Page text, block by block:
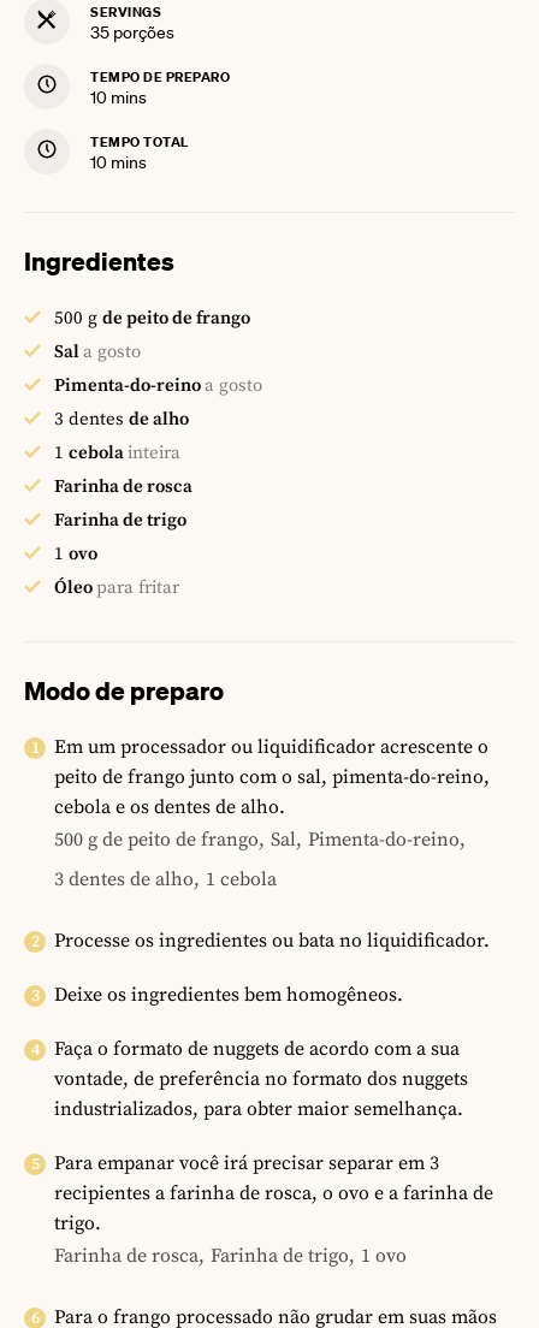
SERVINGS
35 porções
TEMPO DE PREPARO
10minutes
mins
TEMPO TOTAL
10minutes
mins
Ingredientes
500 g de peito de frango
Sala gosto
Pimenta-do-reinoa gosto
3 dentes de alho
1 cebolainteira
Farinha de rosca
Farinha de trigo
1 ovo
Óleopara fritar
Modo de preparo
Em um processador ou liquidificador acrescente o
peito de frango junto com o sal, pimenta-do-reino,
cebola e os dentes de alho.
500 g de peito de frango, Sal, Pimenta-do-reino,
3 dentes de alho, 1 cebola
Processe os ingredientes ou bata no liquidificador.
Deixe os ingredientes bem homogêneos.
Faça o formato de nuggets de acordo com a sua
vontade, de preferência no formato dos nuggets
industrializados, para obter maior semelhança.
Para empanar você irá precisar separar em 3
recipientes a farinha de rosca, o ovo e a farinha de
trigo.
Farinha de rosca, Farinha de trigo, 1 ovo
Para o frango processado não grudar em suas mãos